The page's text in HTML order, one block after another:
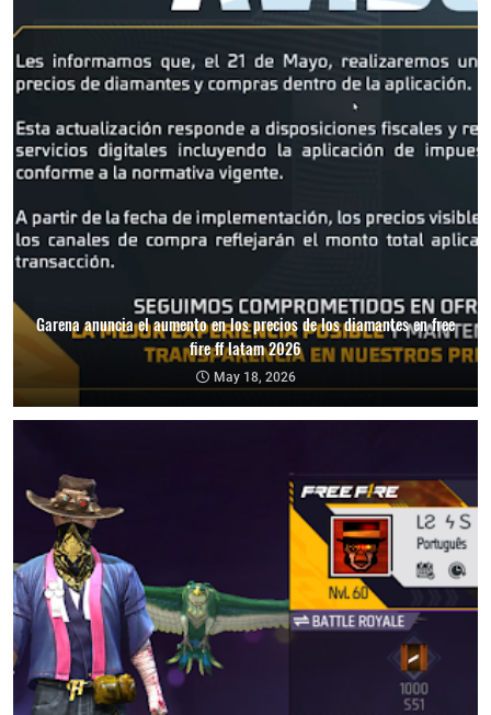
Garena anuncia el aumento en los precios de los diamantes en free
fire ff latam 2026
May 18, 2026